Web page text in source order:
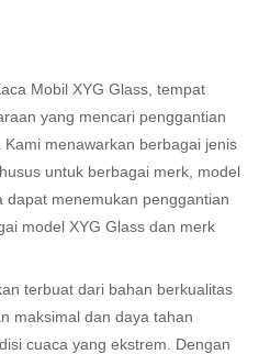
Mobil XYG Glass, tempat
yang mencari penggantian
menawarkan berbagai jenis
untuk berbagai merk, model
dapat menemukan penggantian
model XYG Glass dan merk
terbuat dari bahan berkualitas
maksimal dan daya tahan
cuaca yang ekstrem. Dengan